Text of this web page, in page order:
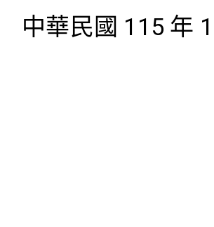
中華民國 115 年